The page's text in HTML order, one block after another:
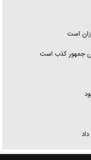
است
جمهور کذب است